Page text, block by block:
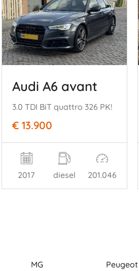
Audi A6 avant
3.0 TDI BiT quattro 326 PK!
€ 13.900
2017 diesel 201.046
MG
Peugeot